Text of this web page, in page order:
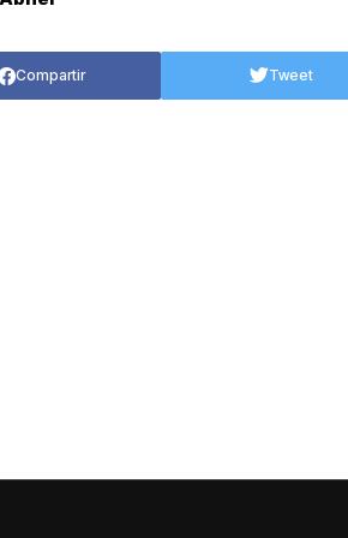
Compartir Tweet